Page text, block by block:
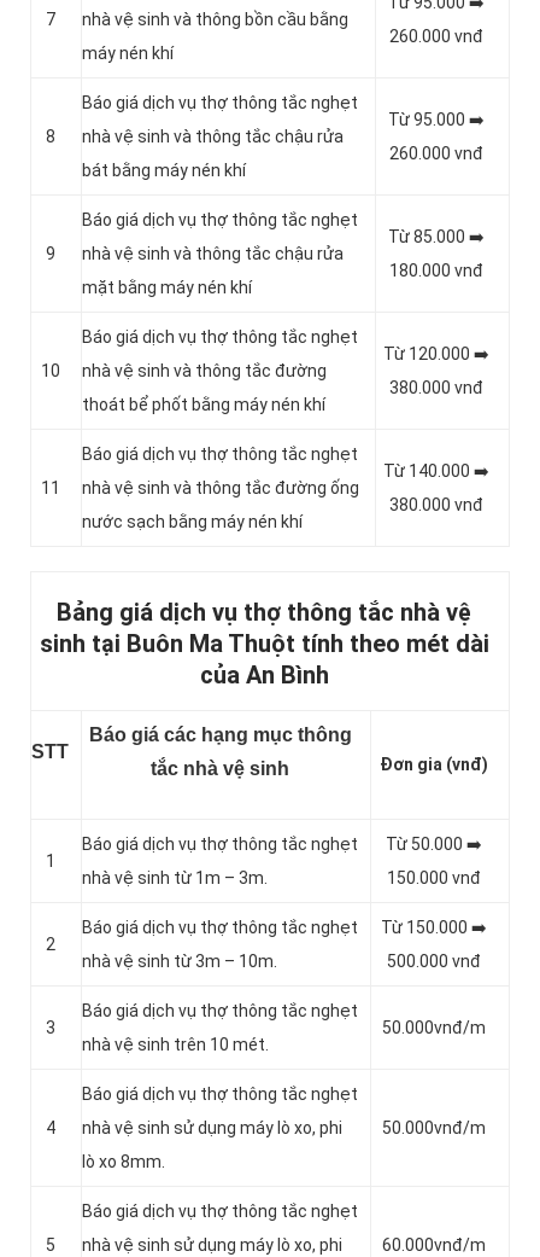
7
nhà vệ sinh và thông bồn cầu bằng
máy nén khí
260.000 vnđ
8
Báo giá dịch vụ thợ thông tắc nghẹt
nhà vệ sinh và thông tắc chậu rửa
bát bằng máy nén khí
Từ 95.000 ➡️
260.000 vnđ
9
Báo giá dịch vụ thợ thông tắc nghẹt
nhà vệ sinh và thông tắc chậu rửa
mặt bằng máy nén khí
Từ 85.000 ➡️
180.000 vnđ
10
Báo giá dịch vụ thợ thông tắc nghẹt
nhà vệ sinh và thông tắc đường
thoát bể phốt bằng máy nén khí
Từ 120.000 ➡️
380.000 vnđ
11
Báo giá dịch vụ thợ thông tắc nghẹt
nhà vệ sinh và thông tắc đường ống
nước sạch bằng máy nén khí
Từ 140.000 ➡️
380.000 vnđ
Bảng giá dịch vụ thợ thông tắc nhà vệ
sinh tại Buôn Ma Thuột tính theo mét dài
của An Bình
STT
Báo giá các hạng mục thông
tắc nhà vệ sinh
Đơn gia (vnđ)
1
Báo giá dịch vụ thợ thông tắc nghẹt
nhà vệ sinh từ 1m – 3m.
Từ 50.000 ➡️
150.000 vnđ
2
Báo giá dịch vụ thợ thông tắc nghẹt
nhà vệ sinh từ 3m – 10m.
Từ 150.000 ➡️
500.000 vnđ
3
Báo giá dịch vụ thợ thông tắc nghẹt
nhà vệ sinh trên 10 mét.
50.000vnđ/m
4
Báo giá dịch vụ thợ thông tắc nghẹt
nhà vệ sinh sử dụng máy lò xo, phi
lò xo 8mm.
50.000vnđ/m
5
Báo giá dịch vụ thợ thông tắc nghẹt
nhà vệ sinh sử dụng máy lò xo, phi
60.000vnđ/m